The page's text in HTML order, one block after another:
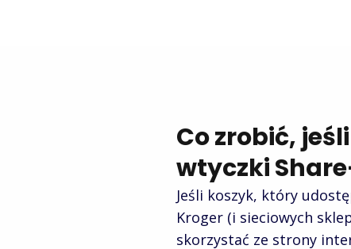
Co zrobić,
wtyczki
Jeśli koszyk, który
Kroger (i sieciowych
skorzystać ze strony